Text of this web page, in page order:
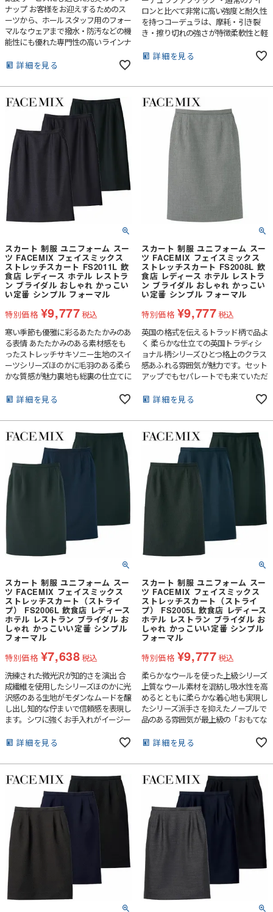
ナップ お客様をお迎えするためのス
ーツから、ホールスタッフ用のフォー
マルなウェアまで撥水・防汚などの機
能性にも優れた専門性の高いラインナ
詳細を見る
ロンと比べて非常に高い強度と耐久性
を持つコーデュラは、摩耗・引き裂
き・擦り切れの強さが特徴柔軟性と軽
感じることのない快適な着心地を実
いおしゃれを演出します。
詳細を見る
スカート 制服 ユニフォーム スー
ツ FACEMIX フェイスミックス
ストレッチスカート FS2011L 飲
食店 レディース ホテル レストラ
ン ブライダル おしゃれ かっこい
い定番 シンプル フォーマル
特別価格 ¥9,777税込
寒い季節も優雅に彩るあたたかみのあ
る表情 あたたかみのある素材感をも
ったストレッチサキソニー生地のスイ
ーツシリーズほのかに毛羽のある柔ら
かな質感が魅力裏地も総裏の仕立てに
詳細を見る
スカート 制服 ユニフォーム スー
ツ FACEMIX フェイスミックス
ストレッチスカート FS2008L 飲
食店 レディース ホテル レストラ
ン ブライダル おしゃれ かっこい
い定番 シンプル フォーマル
特別価格 ¥9,777税込
英国の格式を伝えるトラッド柄で品よ
く 柔らかな仕立ての英国トラディシ
ョナル柄シリーズひとつ格上のクラス
感あふれる雰囲気が魅力です。セット
アップでもセパレートでも来ていただ
詳細を見る
スカート 制服 ユニフォーム スー
ツ FACEMIX フェイスミックス
ストレッチスカート（ストライ
プ） FS2006L 飲食店 レディース
ホテル レストラン ブライダル お
しゃれ かっこいい定番 シンプル
フォーマル
特別価格 ¥7,638税込
洗練された微光沢が知的さを演出 合
成繊維を使用したシリーズほのかに光
沢感のある生地がモダンなムードを醸
し出し知的な佇まいで信頼感を表現し
ます。シワに強くお手入れがイージー
詳細を見る
スカート 制服 ユニフォーム スー
ツ FACEMIX フェイスミックス
ストレッチスカート（ストライ
プ） FS2005L 飲食店 レディース
ホテル レストラン ブライダル お
しゃれ かっこいい定番 シンプル
フォーマル
特別価格 ¥9,777税込
柔らかなウールを使った上級シリーズ
上質なウール素材を混紡し吸水性を高
めるとともに柔らかな着心地も実現し
たシリーズ派手さを抑えたノーブルで
品のある雰囲気が最上級の「おもてな
詳細を見る